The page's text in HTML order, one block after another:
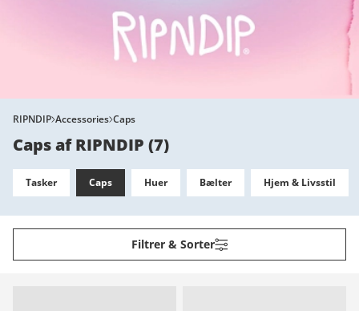
RIPNDIP Accessories Caps
Caps af RIPNDIP (7)
Tasker Caps Huer Bælter Hjem & Livsstil
Filtrer & Sorter